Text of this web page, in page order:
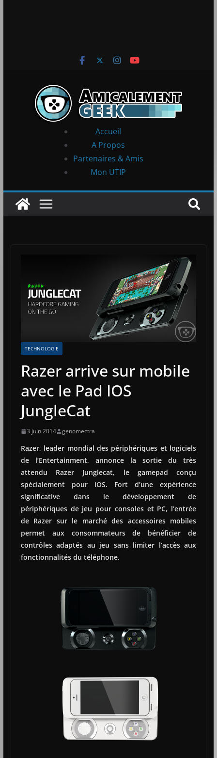
Accueil
A Propos
Partenaires & Amis
Mon UTIP
TECHNOLOGIE
Razer arrive sur mobile
avec le Pad IOS
JungleCat
3 juin 2014 genomectra
Razer, leader mondial des périphériques et logiciels
de l’Entertainment, annonce la sortie du très
attendu Razer Junglecat, le gamepad conçu
spécialement pour iOS. Fort d’une expérience
significative dans le développement de
périphériques de jeu pour consoles et PC, l’entrée
de Razer sur le marché des accessoires mobiles
permet aux consommateurs de bénéficier de
contrôles adaptés au jeu sans limiter l’accès aux
fonctionnalités du téléphone.